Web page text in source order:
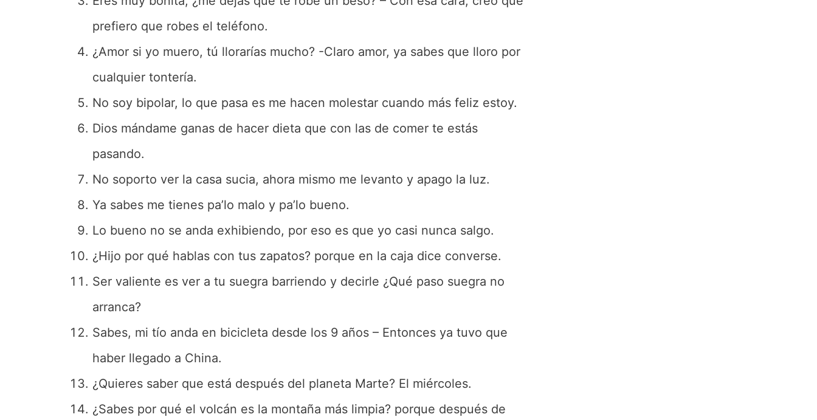
prefiero que robes el teléfono.
¿Amor si yo muero, tú llorarías mucho? -Claro amor, ya sabes que lloro por
cualquier tontería.
No soy bipolar, lo que pasa es me hacen molestar cuando más feliz estoy.
Dios mándame ganas de hacer dieta que con las de comer te estás
pasando.
No soporto ver la casa sucia, ahora mismo me levanto y apago la luz.
Ya sabes me tienes pa’lo malo y pa’lo bueno.
Lo bueno no se anda exhibiendo, por eso es que yo casi nunca salgo.
¿Hijo por qué hablas con tus zapatos? porque en la caja dice converse.
Ser valiente es ver a tu suegra barriendo y decirle ¿Qué paso suegra no
arranca?
Sabes, mi tío anda en bicicleta desde los 9 años – Entonces ya tuvo que
haber llegado a China.
¿Quieres saber que está después del planeta Marte? El miércoles.
¿Sabes por qué el volcán es la montaña más limpia? porque después de